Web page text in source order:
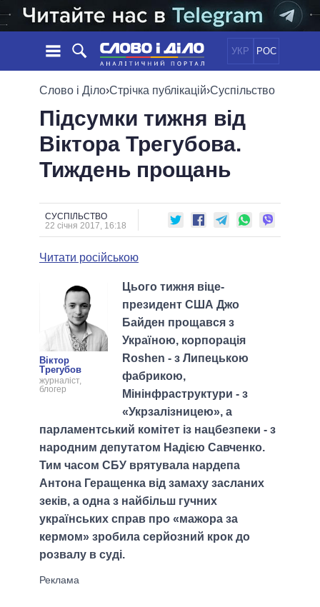
УКР РОС
НОВИНИ
СТРІЧКА
ПОДІЇ
СТАТТІ
ДУМКИ
ОГЛЯДИ
ДАЙДЖЕСТИ
ПОЛІТИКА
ЕКОНОМІКА
СУСПІЛЬСТВО
СВІТ
ОБIЦЯНКИ
ПОЛIТИКИ
УСІ ПОЛІТИКИ
ПРЕЗИДЕНТ І ОФІС
ВЕРХОВНА РАДА
МЕРИ МІСТ
ВСІ ПЕРСОНИ
ІНФОГРАФІКА
ВІДЕО
Слово і Діло›Стрічка публікацій›Суспільство
Підсумки тижня від
Віктора Трегубова.
Тиждень прощань
СУСПІЛЬСТВО
22 січня 2017, 16:18
Читати російською
Віктор
Трегубов
журналіст,
блогер
Цього тижня віце-
президент США Джо
Байден прощався з
Україною, корпорація
Roshen - з Липецькою
фабрикою,
Мінінфраструктури - з
«Укрзалізницею», а
парламентський комітет із нацбезпеки - з
народним депутатом Надією Савченко.
Тим часом СБУ врятувала нардепа
Антона Геращенка від замаху засланих
зеків, а одна з найбільш гучних
українських справ про «мажора за
кермом» зробила серйозний крок до
розвалу в суді.